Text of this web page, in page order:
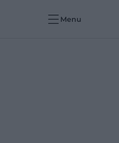
Menu